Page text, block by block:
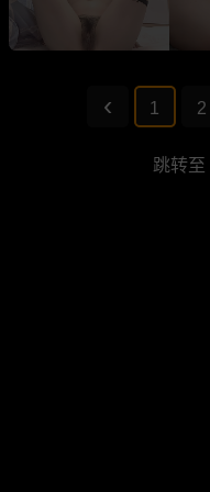
1 2
跳转至